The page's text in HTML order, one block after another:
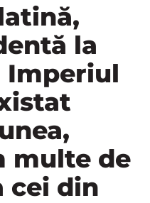
la
Imperiul
multe de
cei din